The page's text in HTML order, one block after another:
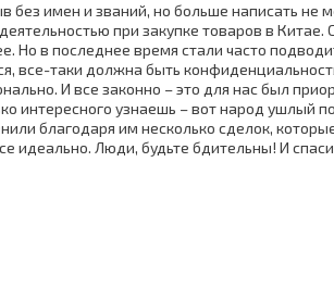
без имен и званий, но больше написать
при закупке товаров в
Но в последнее время стали часто
все-таки должна быть
И все законно – это для нас был
интересного узнаешь – вот народ ушлый
благодаря им несколько сделок,
идеально. Люди, будьте бдительны! И